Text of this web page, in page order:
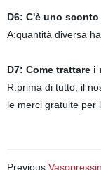
D6: C'è uno sconto
A:quantità diversa
D7: Come trattare
R:prima di tutto, il
le merci gratuite per
Previous: